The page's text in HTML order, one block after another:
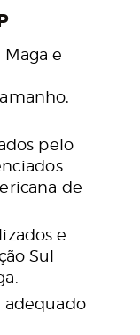
e
pelo
de
e
Sul
adequado